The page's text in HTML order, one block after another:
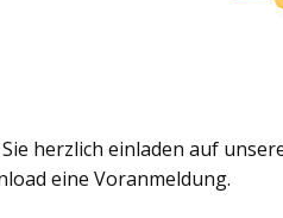
herzlich einladen auf
eine Voranmeldung.